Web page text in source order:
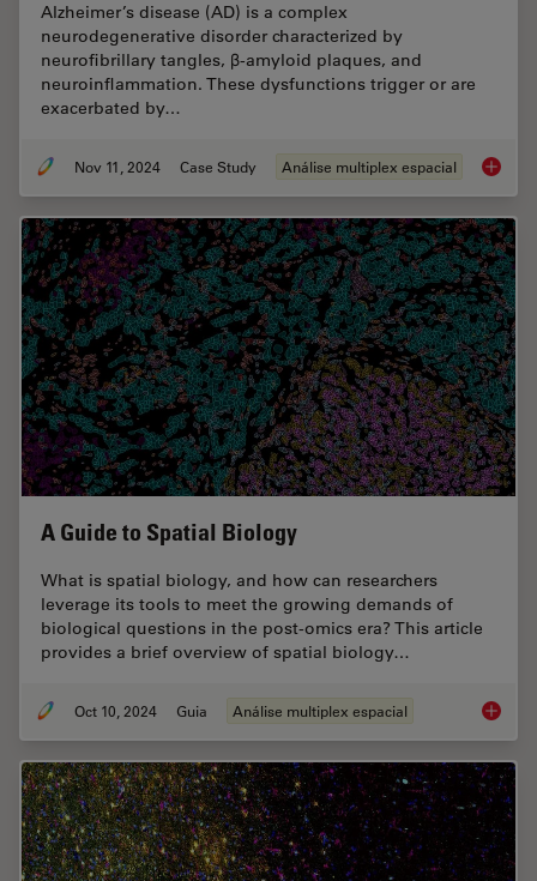
Alzheimer’s disease (AD) is a complex
neurodegenerative disorder characterized by
neurofibrillary tangles, β-amyloid plaques, and
neuroinflammation. These dysfunctions trigger or are
exacerbated by…
Nov 11, 2024 Case Study Análise multiplex espacial Spatial
A Guide to Spatial Biology
What is spatial biology, and how can researchers
leverage its tools to meet the growing demands of
biological questions in the post-omics era? This article
provides a brief overview of spatial biology…
Oct 10, 2024 Guia Análise multiplex espacial A